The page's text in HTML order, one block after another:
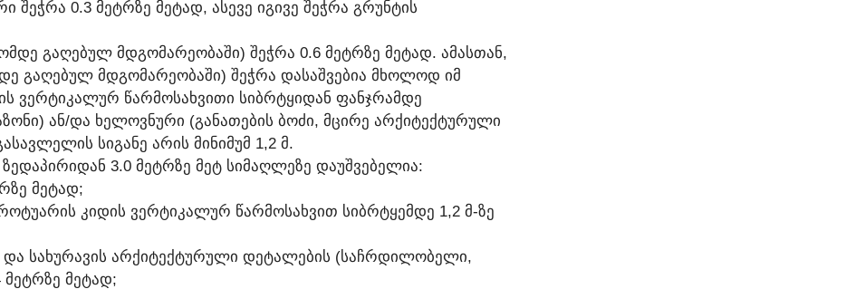
ᲨᲔᲭᲠᲐ 0.3 ᲛᲔᲢᲠᲖᲔ ᲛᲔᲢᲐᲓ, ᲐᲡᲔᲕᲔ ᲘᲒᲘᲕᲔ ᲨᲔᲭᲠᲐ ᲒᲠᲣᲜᲢᲘᲡ
ᲒᲐᲦᲔᲑᲣᲚ ᲛᲓᲒᲝᲛᲐᲠᲔᲝᲑᲐᲨᲘ) ᲨᲔᲭᲠᲐ 0.6 ᲛᲔᲢᲠᲖᲔ ᲛᲔᲢᲐᲓ. ᲐᲛᲐᲡᲗᲐᲜ,
ᲒᲐᲦᲔᲑᲣᲚ ᲛᲓᲒᲝᲛᲐᲠᲔᲝᲑᲐᲨᲘ) ᲨᲔᲭᲠᲐ ᲓᲐᲡᲐᲨᲕᲔᲑᲘᲐ ᲛᲮᲝᲚᲝᲓ ᲘᲛ
ᲕᲔᲠᲢᲘᲙᲐᲚᲣᲠ ᲬᲐᲠᲛᲝᲡᲐᲮᲕᲘᲗᲘ ᲡᲘᲑᲠᲢᲧᲘᲓᲐᲜ ᲤᲐᲜᲯᲠᲐᲛᲓᲔ
ᲐᲜ/ᲓᲐ ᲮᲔᲚᲝᲕᲜᲣᲠᲘ (ᲒᲐᲜᲐᲗᲔᲑᲘᲡ ᲑᲝᲫᲘ, ᲛᲪᲘᲠᲔ ᲐᲠᲥᲘᲢᲔᲥᲢᲣᲠᲣᲚᲘ
ᲡᲘᲒᲐᲜᲔ ᲐᲠᲘᲡ ᲛᲘᲜᲘᲛᲣᲛ 1,2 Მ.
3.0 ᲛᲔᲢᲠᲖᲔ ᲛᲔᲢ ᲡᲘᲛᲐᲦᲚᲔᲖᲔ ᲓᲐᲣᲨᲕᲔᲑᲔᲚᲘᲐ:
ᲛᲔᲢᲐᲓ;
ᲙᲘᲓᲘᲡ ᲕᲔᲠᲢᲘᲙᲐᲚᲣᲠ ᲬᲐᲠᲛᲝᲡᲐᲮᲕᲘᲗ ᲡᲘᲑᲠᲢᲧᲔᲛᲓᲔ 1,2 Მ-ᲖᲔ
ᲓᲐ ᲡᲐᲮᲣᲠᲐᲕᲘᲡ ᲐᲠᲥᲘᲢᲔᲥᲢᲣᲠᲣᲚᲘ ᲓᲔᲢᲐᲚᲔᲑᲘᲡ (ᲡᲐᲩᲠᲓᲘᲚᲝᲑᲔᲚᲘ,
ᲛᲔᲢᲠᲖᲔ ᲛᲔᲢᲐᲓ;